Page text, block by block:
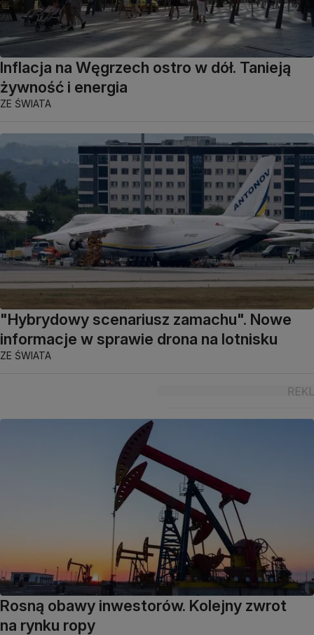
Inflacja na Węgrzech ostro w dół. Tanieją
żywność i energia
ZE ŚWIATA
"Hybrydowy scenariusz zamachu". Nowe
informacje w sprawie drona na lotnisku
ZE ŚWIATA
Rosną obawy inwestorów. Kolejny zwrot
na rynku ropy